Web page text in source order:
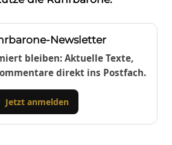
Newsletter
bleiben: Aktuelle Texte,
direkt ins Postfach.
Jetzt anmelden